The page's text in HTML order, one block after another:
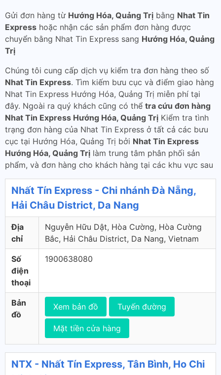
Gửi đơn hàng từ Hướng Hóa, Quảng Trị bằng Nhat Tin
Express hoặc nhận các sản phẩm đơn hàng được
chuyển bằng Nhat Tin Express sang Hướng Hóa, Quảng
Trị
Chúng tôi cung cấp dịch vụ kiểm tra đơn hàng theo số
Nhat Tin Express. Tìm kiếm bưu cục và điểm giao hàng
Nhat Tin Express Hướng Hóa, Quảng Trị miễn phí tại
đây. Ngoài ra quý khách cũng có thể tra cứu đơn hàng
Nhat Tin Express Hướng Hóa, Quảng Trị Kiểm tra tình
trạng đơn hàng của Nhat Tin Express ở tất cả các bưu
cục tại Hướng Hóa, Quảng Trị bởi Nhat Tin Express
Hướng Hóa, Quảng Trị làm trung tâm phân phối sản
phẩm, và đơn hàng cho khách hàng tại các khu vực sau
Nhất Tín Express - Chi nhánh Đà Nẵng,
Hải Châu District, Da Nang
Địa
chỉ
Nguyễn Hữu Dật, Hòa Cường, Hòa Cường
Bắc, Hải Châu District, Da Nang, Vietnam
Số
điện
thoại
1900638080
Bản
đồ
Xem bản đồ Tuyến đường
Mặt tiền cửa hàng
NTX - Nhất Tín Express, Tân Bình, Ho Chi